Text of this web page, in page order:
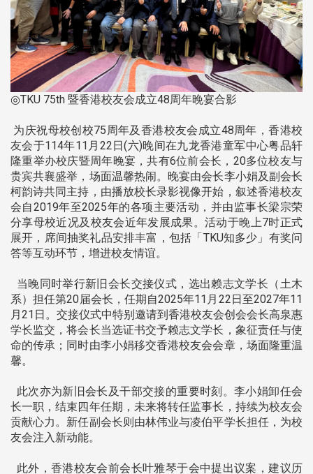
◎TKU 75th 暨香港校友会成立48周年晚宴合影
为庆祝母校创校75周年及香港校友会成立48周年，香港校
友会于114年11月22日(六)晚间在九龙香港童军中心粤品轩
隆重举办校庆暨周年晚宴，共有6位前会长，20多位校友与
贵宾共襄盛举，场面温馨热闹。晚宴由会长李小娟及副会长
柯韵诗共同主持，由播放校长录影视像开始，叙述香港校友
会自2019年至2025年的各项主要活动，并由监事长梁宗荣
分享母校近况及校友会近年发展成果。活动于晚上7时正式
展开，席间抽奖礼品安排丰富，包括「TKU知多少」有奖问
答等互动环节，增进校友情谊。
当晚同时举行新旧会长交接仪式，选出赖志文学长（土木
系）担任第20届会长，任期自2025年11月22日至2027年11
月21日。交接仪式中特别邀请到香港校友会创会会长高泉惠
学长监交，将会长当选证书交予赖志文学长，象征责任与使
命的传承；同时由李小娟移交香港校友会会章，场面隆重温
馨。
此次亦为新旧会长及干部交接的重要时刻。李小娟卸任会
长一职，结束四年任期，未来将转任监事长，持续为校友会
贡献心力。新任副会长则由林伟业与凌伯平学长担任，为校
友会注入新动能。
此外，香港校友会前会长叶雅琴于会中提出议案，建议历